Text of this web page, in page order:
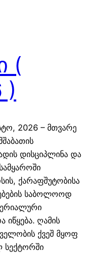
(
)
2026 – მთვარე
დისციპლინა და
ქარაფშუტობისა
საბოლოოდ
იწყება. ღამის
ქვეშ მყოფ
სექტორში